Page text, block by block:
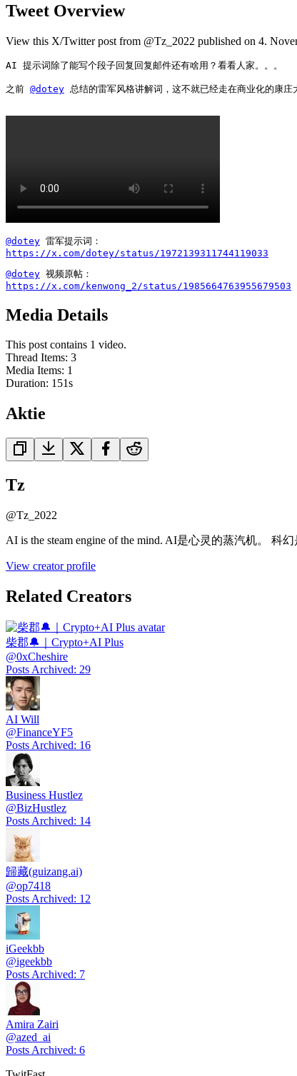
Tweet Overview
View this X/Twitter post from @Tz_2022 published on 4.
AI 提示词除了能写个段子回复回复邮件还有啥用？看看人家。。。
之前 @dotey 总结的雷军风格讲解词，这不就已经走在商业化的康庄
@dotey
https://x.com/dotey/status/1972139311744119033
@dotey
https://x.com/kenwong_2/status/1985664763955679503
Media Details
This post contains 1 video.
Thread Items: 3
Media Items: 1
Duration: 151s
Aktie
Tz
@Tz_2022
AI is the steam engine of the mind. AI是心灵的蒸汽机。
View creator profile
Related Creators
柴郡🔔｜Crypto+AI Plus
@0xCheshire
Posts Archived: 29
AI Will
@FinanceYF5
Posts Archived: 16
Business Hustlez
@BizHustlez
Posts Archived: 14
歸藏(guizang.ai)
@op7418
Posts Archived: 12
iGeekbb
@igeekbb
Posts Archived: 7
Amira Zairi
@azed_ai
Posts Archived: 6